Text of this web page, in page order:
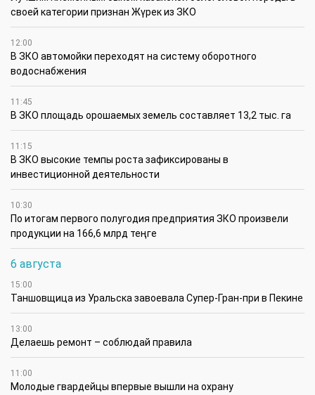
своей категории признан Жүрек из ЗКО
12:00
В ЗКО автомойки переходят на систему оборотного
водоснабжения
11:45
В ЗКО площадь орошаемых земель составляет 13,2 тыс. га
11:15
В ЗКО высокие темпы роста зафиксированы в
инвестиционной деятельности
10:30
По итогам первого полугодия предприятия ЗКО произвели
продукции на 166,6 млрд теңге
6 августа
15:00
Таншовщица из Уральска завоевала Супер-Гран-при в Пекине
13:00
Делаешь ремонт – соблюдай правила
11:00
Молодые гвардейцы впервые вышли на охрану